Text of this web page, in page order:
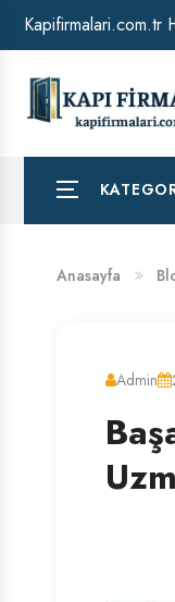
HAKKIMIZDA
BANKA HESAP
Kapifirmalari.com.tr
Anasayfa
Admin